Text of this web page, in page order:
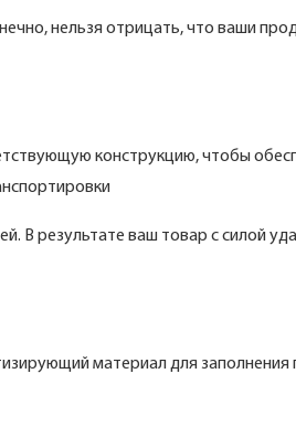
нельзя отрицать, что ваши
конструкцию, чтобы
В результате ваш товар с силой
материал для заполнения